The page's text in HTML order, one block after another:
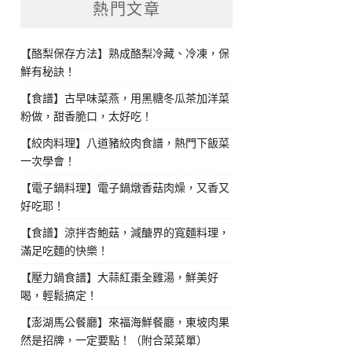
熱門文章
【酪梨保存方法】熟成酪梨冷藏、冷凍，保
鮮有秘訣！
【食譜】古早味菜燕，用黑糖冬瓜茶加洋菜
粉做，甜香脆口，太好吃！
【絞肉料理】八道豬絞肉食譜，熱門下飯菜
一次學會！
【電子鍋料理】電子鍋燉香菇肉燥，又香又
好吃耶！
【食譜】涼拌杏鮑菇，減醣界的寬麵料理，
滿足吃麵的快樂！
【壓力鍋食譜】大蒜紅棗全雞湯，鮮美好
喝，輕鬆搞定！
【澎湖馬公餐廳】來福海鮮餐廳，東坡肉果
然是招牌，一定要點！（附合菜菜單）